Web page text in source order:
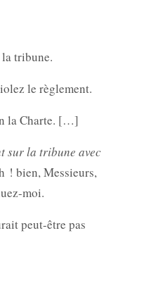
la tribune.
le règlement.
la Charte. […]
sur la tribune avec
! bien, Messieurs,
moi.
peut-être pas